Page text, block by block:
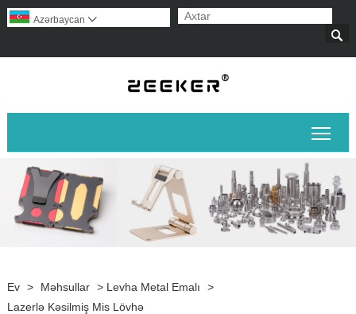

Azərbaycan 
Ev > Məhsullar > Levha Metal Emalı
>
Lazerlə Kəsilmiş Mis Lövhə